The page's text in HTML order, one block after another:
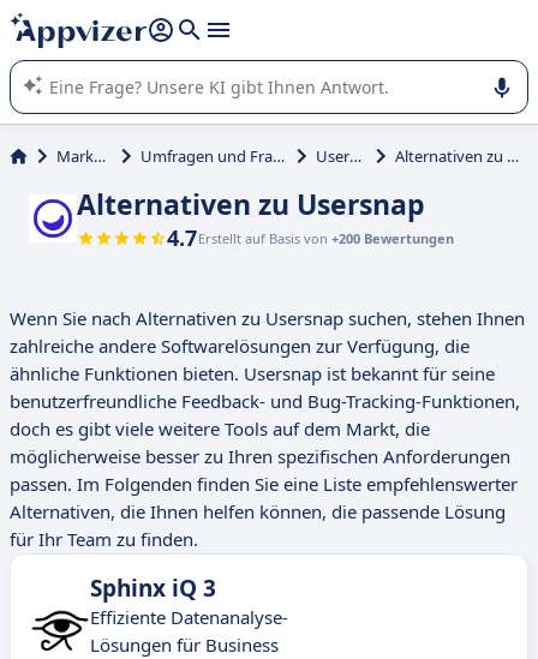
beantworten (mehrere Zeilen mit
Die KI von Appvizer führt Sie bei der Nutzung oder Auswahl
von SaaS-Software in Unternehmen.
Marketing Umfragen und Fragebögen Usersnap Alternativen zu Usersnap
Alternativen zu Usersnap
4.7Erstellt auf Basis von +200 Bewertungen
Wenn Sie nach Alternativen zu Usersnap suchen, stehen Ihnen
zahlreiche andere Softwarelösungen zur Verfügung, die
ähnliche Funktionen bieten. Usersnap ist bekannt für seine
benutzerfreundliche Feedback- und Bug-Tracking-Funktionen,
doch es gibt viele weitere Tools auf dem Markt, die
möglicherweise besser zu Ihren spezifischen Anforderungen
passen. Im Folgenden finden Sie eine Liste empfehlenswerter
Alternativen, die Ihnen helfen können, die passende Lösung
für Ihr Team zu finden.
Sphinx iQ 3
Effiziente Datenanalyse-
Lösungen für Business